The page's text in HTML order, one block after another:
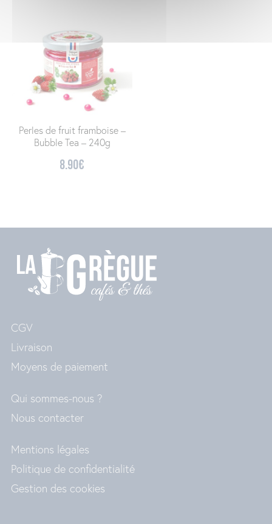
Perles de fruit framboise –
Bubble Tea – 240g
8.90€
CGV
Livraison
Moyens de paiement
Qui sommes-nous ?
Nous contacter
Mentions légales
Politique de confidentialité
Gestion des cookies